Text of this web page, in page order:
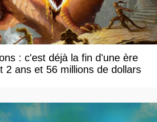
: c'est déjà la fin d'une ère
2 ans et 56 millions de dollars